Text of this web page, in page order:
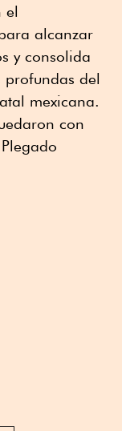
el
alcanzar
y consolida
profundas del
mexicana.
con